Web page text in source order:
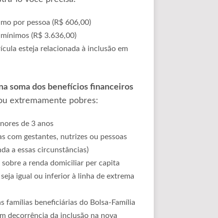
por pessoa (R$ 606,00)
(R$ 3.636,00)
esteja relacionada à inclusão em
soma dos benefícios financeiros
extremamente pobres:
de 3 anos
com gestantes, nutrizes ou pessoas
a essas circunstâncias)
a renda domiciliar per capita
igual ou inferior à linha de extrema
famílias beneficiárias do Bolsa-Família
decorrência da inclusão na nova